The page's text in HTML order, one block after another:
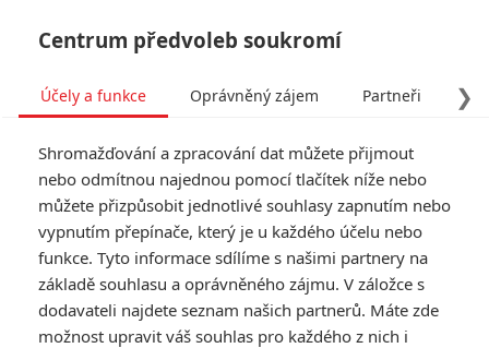
Pacific Rim 2: Nová
upoutávka odhalila zásadní
zvrat
Centrum předvoleb soukromí
❯
Účely a funkce Oprávněný zájem Partneři
Shromažďování a zpracování dat můžete přijmout
nebo odmítnou najednou pomocí tlačítek níže nebo
můžete přizpůsobit jednotlivé souhlasy zapnutím nebo
vypnutím přepínače, který je u každého účelu nebo
funkce. Tyto informace sdílíme s našimi partnery na
základě souhlasu a oprávněného zájmu. V záložce s
dodavateli najdete seznam našich partnerů. Máte zde
možnost upravit váš souhlas pro každého z nich i